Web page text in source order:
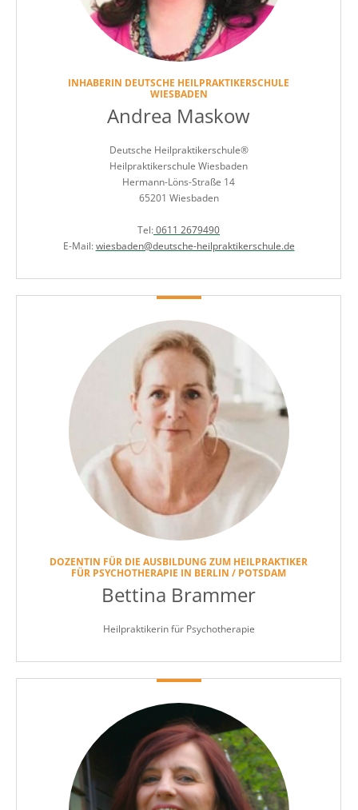
INHABERIN DEUTSCHE HEILPRAKTIKERSCHULE
WIESBADEN
Andrea Maskow
Deutsche Heilpraktikerschule®
Heilpraktikerschule Wiesbaden
Hermann-Löns-Straße 14
65201 Wiesbaden
Tel:0611 2679490
E-Mail: wiesbaden@deutsche-heilpraktikerschule.de
DOZENTIN FÜR DIE AUSBILDUNG ZUM HEILPRAKTIKER
FÜR PSYCHOTHERAPIE IN BERLIN / POTSDAM
Bettina Brammer
Heilpraktikerin für Psychotherapie